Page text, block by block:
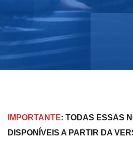
IMPORTANTE: TODAS ESSAS
DISPONÍVEIS A PARTIR DA